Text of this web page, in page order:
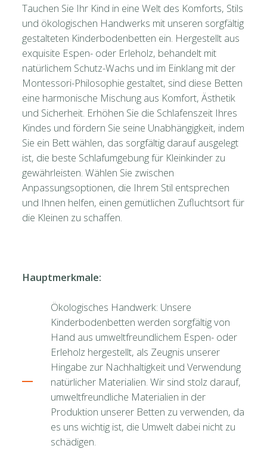
Tauchen Sie Ihr Kind in eine Welt des Komforts, Stils
und ökologischen Handwerks mit unseren sorgfältig
gestalteten Kinderbodenbetten ein. Hergestellt aus
exquisite Espen- oder Erleholz, behandelt mit
natürlichem Schutz-Wachs und im Einklang mit der
Montessori-Philosophie gestaltet, sind diese Betten
eine harmonische Mischung aus Komfort, Ästhetik
und Sicherheit. Erhöhen Sie die Schlafenszeit Ihres
Kindes und fördern Sie seine Unabhängigkeit, indem
Sie ein Bett wählen, das sorgfältig darauf ausgelegt
ist, die beste Schlafumgebung für Kleinkinder zu
gewährleisten. Wählen Sie zwischen
Anpassungsoptionen, die Ihrem Stil entsprechen
und Ihnen helfen, einen gemütlichen Zufluchtsort für
die Kleinen zu schaffen.
Hauptmerkmale:
Ökologisches Handwerk: Unsere
Kinderbodenbetten werden sorgfältig von
Hand aus umweltfreundlichem Espen- oder
Erleholz hergestellt, als Zeugnis unserer
Hingabe zur Nachhaltigkeit und Verwendung
natürlicher Materialien. Wir sind stolz darauf,
umweltfreundliche Materialien in der
Produktion unserer Betten zu verwenden, da
es uns wichtig ist, die Umwelt dabei nicht zu
schädigen.